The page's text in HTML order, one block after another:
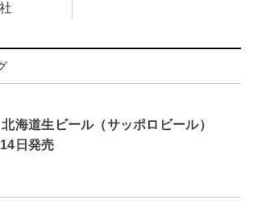
海道生ビール（サッポロビール）
日発売